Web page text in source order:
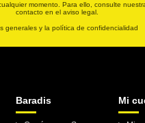
momento. Para ello, consulte
contacto en el aviso legal.
generales y la política de confidencialidad
Baradis Mi